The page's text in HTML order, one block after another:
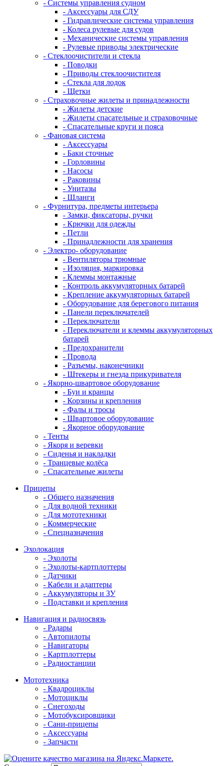
- Системы управления судном
- Аксессуары для СДУ
- Гидравлические системы управления
- Колеса рулевые для судов
- Механические системы управления
- Рулевые приводы электрические
- Стеклоочистители и стекла
- Поводки
- Приводы стеклоочистителя
- Стекла для лодок
- Щетки
- Страховочные жилеты и принадлежности
- Жилеты детские
- Жилеты спасательные и страховочные
- Спасательные круги и пояса
- Фановая система
- Аксессуары
- Баки сточные
- Горловины
- Насосы
- Раковины
- Унитазы
- Шланги
- Фурнитура, предметы интерьера
- Замки, фиксаторы, ручки
- Крючки для одежды
- Петли
- Принадлежности для хранения
- Электро- оборудование
- Вентиляторы трюмные
- Изоляция, маркировка
- Клеммы монтажные
- Контроль аккумуляторных батарей
- Крепление аккумуляторных батарей
- Оборудование для берегового питания
- Панели переключателей
- Переключатели
- Переключатели и клеммы аккумуляторных
батарей
- Предохранители
- Провода
- Разъемы, наконечники
- Штекеры и гнезда прикуривателя
- Якорно-швартовое оборудование
- Буи и кранцы
- Корзины и крепления
- Фалы и тросы
- Швартовое оборудование
- Якорное оборудование
- Тенты
- Якоря и веревки
- Сиденья и накладки
- Транцевые колёса
- Спасательные жилеты
Прицепы
- Общего назначения
- Для водной техники
- Для мототехники
- Коммерческие
- Спецназначения
Эхолокация
- Эхолоты
- Эхолоты-картплоттеры
- Датчики
- Кабели и адаптеры
- Аккумуляторы и ЗУ
- Подставки и крепления
Навигация и радиосвязь
- Радары
- Автопилоты
- Навигаторы
- Картплоттеры
- Радиостанции
Мототехника
- Квадроциклы
- Мотоциклы
- Снегоходы
- Мотобуксировщики
- Сани-прицепы
- Аксессуары
- Запчасти